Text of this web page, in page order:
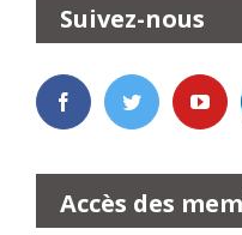
Suivez-nous
Accès des